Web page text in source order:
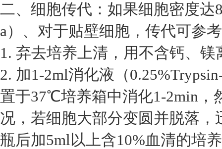
二、细胞传代：如果细胞密度达
a）、对于贴壁细胞，传代可参
1. 弃去培养上清，用不含钙、镁
2. 加1-2ml消化液（
置于37℃培养箱中消化1-2min，
况，若细胞大部分变圆并脱落
瓶后加5ml以上含10%血清的培